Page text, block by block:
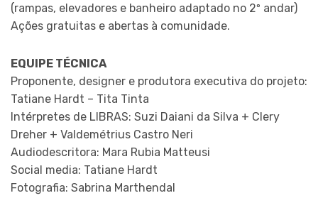
(rampas, elevadores e banheiro adaptado no 2º andar)
Ações gratuitas e abertas à comunidade.
EQUIPE TÉCNICA
Proponente, designer e produtora executiva do projeto:
Tatiane Hardt – Tita Tinta
Intérpretes de LIBRAS: Suzi Daiani da Silva + Clery
Dreher + Valdemétrius Castro Neri
Audiodescritora: Mara Rubia Matteusi
Social media: Tatiane Hardt
Fotografia: Sabrina Marthendal